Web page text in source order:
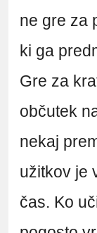
ne gre za
ki ga
Gre za
občutek
nekaj
užitkov je
čas. Ko